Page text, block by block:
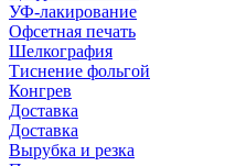
УФ-лакирование
Офсетная печать
Шелкография
Тиснение фольгой
Конгрев
Доставка
Доставка
Вырубка и резка